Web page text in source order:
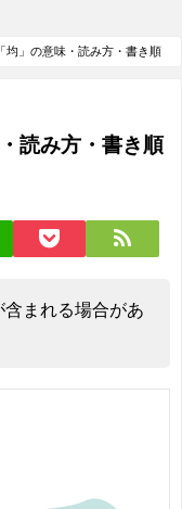
均」の意味・読み方・書き順
読み方・書き順
まれる場合があ